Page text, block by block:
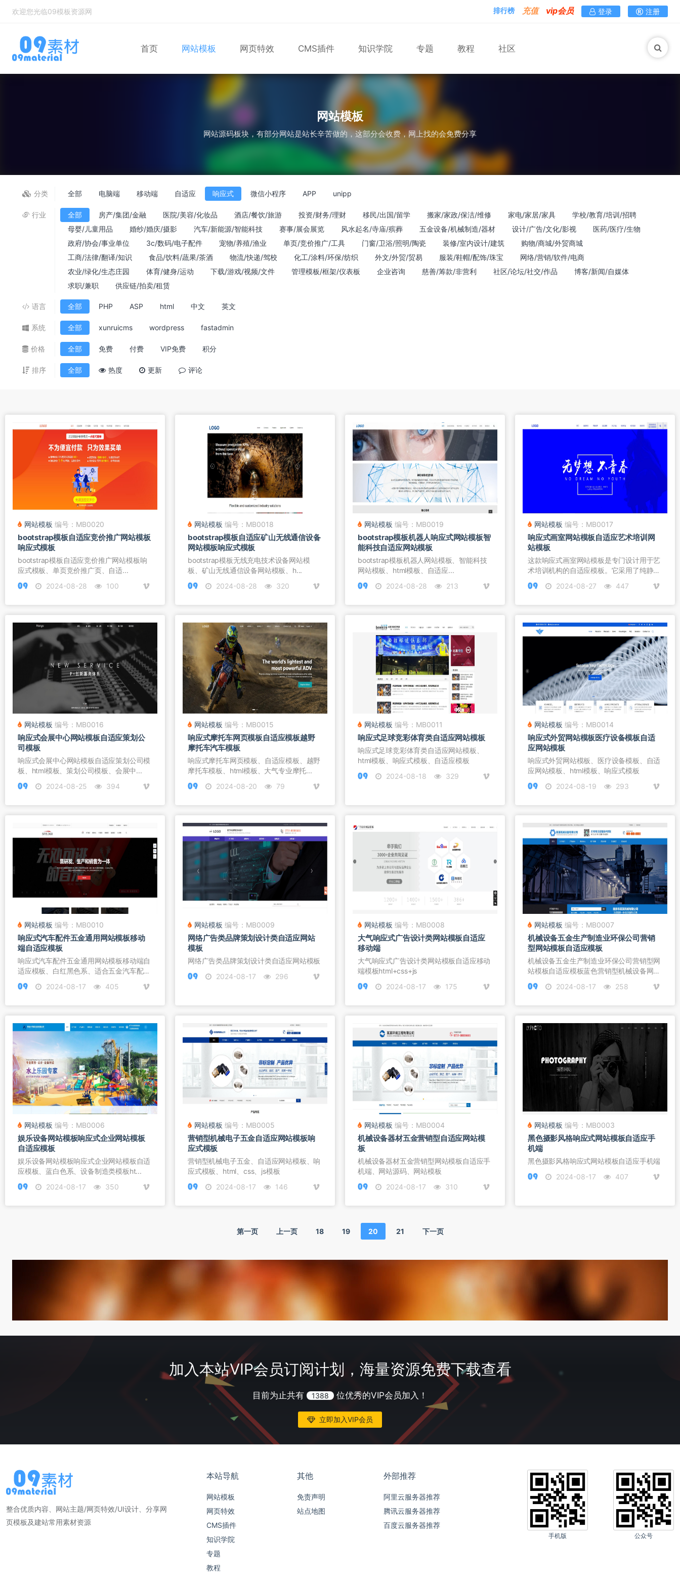
欢迎您光临09模板资源网 排行榜 充值 vip会员 登录 注册
首页 网站模板 网页特效 CMS插件 知识学院 专题 教程 社区
网站模板
网站源码板块，有部分网站是站长辛苦做的，这部分会收费，网上找的会免费分享
分类 全部 电脑端 移动端 自适应 响应式 微信小程序 APP unipp
行业 全部 房产/集团/金融 医院/美容/化妆品 酒店/餐饮/旅游 投资/财务/理财 移民/出国/留学 搬家/家政/保洁/维修 家电/家居/家具
学校/教育/培训/招聘
母婴/儿童用品
婚纱/婚庆/摄影 汽车/新能源/智能科技 赛事/展会展览 风水起名/寺庙/殡葬 五金设备/机械制造/器材 设计/广告/文化/影视
医药/医疗/生物
政府/协会/事业单位
3c/数码/电子配件 宠物/养殖/渔业 单页/竞价推广/工具 门窗/卫浴/照明/陶瓷 装修/室内设计/建筑
购物/商城/外贸商城
工商/法律/翻译/知识
食品/饮料/蔬果/茶酒 物流/快递/驾校 化工/涂料/环保/纺织 外文/外贸/贸易 服装/鞋帽/配饰/珠宝
网络/营销/软件/电商
农业/绿化/生态庄园
体育/健身/运动 下载/游戏/视频/文件 管理模板/框架/仪表板 企业咨询 慈善/筹款/非营利 社区/论坛/社交/作品
博客/新闻/自媒体
求职/兼职
供应链/拍卖/租赁
语言 全部 PHP ASP html 中文 英文
系统 全部 xunruicms wordpress fastadmin
价格 全部 免费 付费 VIP免费 积分
排序 全部 热度 更新 评论
网站模板 编号：MB0020
bootstrap模板自适应竞价推广网站模板
响应式模板
bootstrap模板自适应竞价推广网站模板响
应式模板、单页竞价推广页、自适...
2024-08-28
100
网站模板 编号：MB0018
bootstrap模板自适应矿山无线通信设备
网站模板响应式模板
bootstrap模板无线充电技术设备网站模
板、矿山无线通信设备网站模板、h...
2024-08-28
320
网站模板 编号：MB0019
bootstrap模板机器人响应式网站模板智
能科技自适应网站模板
bootstrap模板机器人网站模板、智能科技
网站模板、html模板、自适应...
2024-08-28
213
网站模板 编号：MB0017
响应式画室网站模板自适应艺术培训网
站模板
这款响应式画室网站模板是专门设计用于艺
术培训机构的自适应模板。它采用了纯静
态...
2024-08-27 447
网站模板 编号：MB0016
响应式会展中心网站模板自适应策划公
司模板
响应式会展中心网站模板自适应策划公司模
板、html模板、策划公司模板、会展中...
2024-08-25
394
网站模板 编号：MB0015
响应式摩托车网页模板自适应模板越野
摩托车汽车模板
响应式摩托车网页模板、自适应模板、越野
摩托车模板、html模板、大气专业摩托...
2024-08-20
79
网站模板 编号：MB0011
响应式足球竞彩体育类自适应网站模板
​响应式足球竞彩体育类自适应网站模板、
html模板、响应式模板、自适应模板
2024-08-18
329
网站模板 编号：MB0014
响应式外贸网站模板医疗设备模板自适
应网站模板
响应式外贸网站模板、医疗设备模板、自适
应网站模板、html模板、响应式模板
2024-08-19
293
网站模板 编号：MB0010
响应式汽车配件五金通用网站模板移动
端自适应模板
响应式汽车配件五金通用网站模板移动端自
适应模板、白红黑色系、适合五金汽车配
件...
2024-08-17 405
网站模板 编号：MB0009
网络广告类品牌策划设计类自适应网站
模板
网络广告类品牌策划设计类自适应网站模板
2024-08-17
296
网站模板 编号：MB0008
大气响应式广告设计类网站模板自适应
移动端
大气响应式广告设计类网站模板自适应移动
端模板html+css+js
2024-08-17
175
网站模板 编号：MB0007
机械设备五金生产制造业环保公司营销
型网站模板自适应模板
机械设备五金生产制造业环保公司营销型网
站模板自适应模板蓝色营销型机械设备网
站...
2024-08-17 258
网站模板 编号：MB0006
娱乐设备网站模板响应式企业网站模板
自适应模板
​娱乐设备网站模板响应式企业网站模板自适
应模板、蓝白色系、设备制造类模板ht...
2024-08-17
350
网站模板 编号：MB0005
营销型机械电子五金自适应网站模板响
应式模板
营销型机械电子五金、自适应网站模板、响
应式模板、html、css、js模板
2024-08-17
146
网站模板 编号：MB0004
机械设备器材五金营销型自适应网站模
板
机械设备器材五金营销型网站模板自适应手
机端、网站源码、网站模板
2024-08-17
310
网站模板 编号：MB0003
黑色摄影风格响应式网站模板自适应手
机端
黑色摄影风格响应式网站模板自适应手机端
2024-08-17
407
第一页 上一页 18 19 20 21 下一页
加入本站VIP会员订阅计划，海量资源免费下载查看
目前为止共有 1388 位优秀的VIP会员加入！
立即加入VIP会员
整合优质内容、网站主题/网页特效/UI设计、分享网
页模板及建站常用素材资源
本站导航
网站模板
网页特效
CMS插件
知识学院
专题
教程
其他
免责声明
站点地图
外部推荐
阿里云服务器推荐
腾讯云服务器推荐
百度云服务器推荐
手机版 公众号
客服